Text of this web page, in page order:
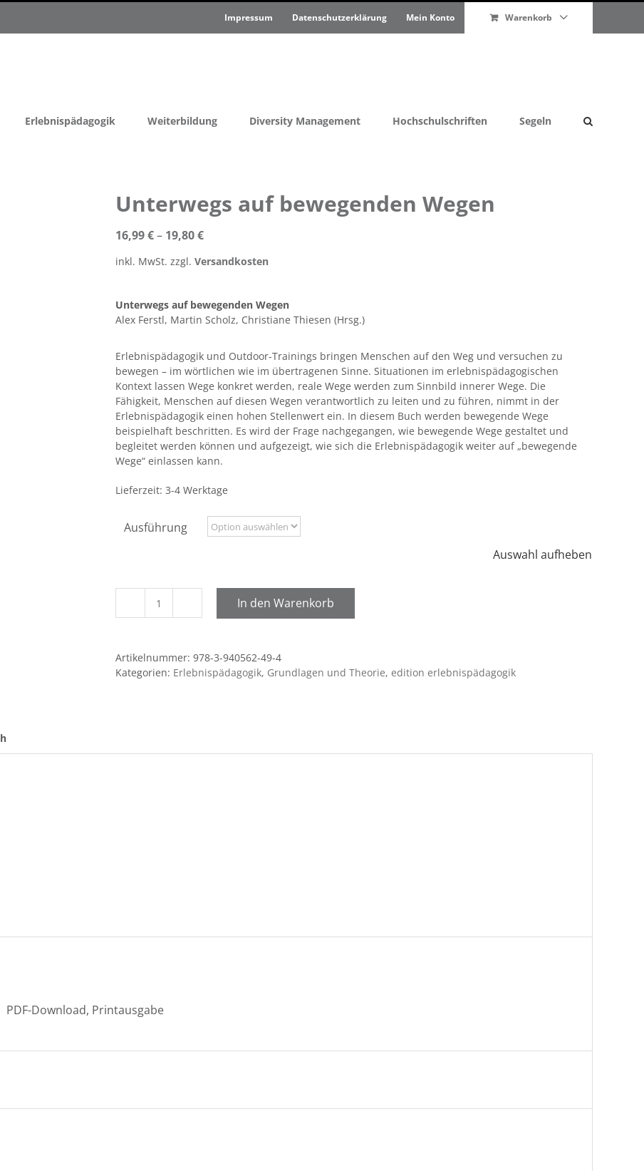
Impressum Datenschutzerklärung Mein Konto Warenkorb
Erlebnispädagogik Weiterbildung Diversity Management Hochschulschriften Segeln
Unterwegs auf bewegenden Wegen
16,99€– 19,80€
inkl. MwSt. zzgl. Versandkosten
Unterwegs auf bewegenden Wegen
Alex Ferstl, Martin Scholz, Christiane Thiesen (Hrsg.)
Erlebnispädagogik und Outdoor-Trainings bringen Menschen auf den Weg und versuchen zu
bewegen – im wörtlichen wie im übertragenen Sinne. Situationen im erlebnispädagogischen
Kontext lassen Wege konkret werden, reale Wege werden zum Sinnbild innerer Wege. Die
Fähigkeit, Menschen auf diesen Wegen verantwortlich zu leiten und zu führen, nimmt in der
Erlebnispädagogik einen hohen Stellenwert ein. In diesem Buch werden bewegende Wege
beispielhaft beschritten. Es wird der Frage nachgegangen, wie bewegende Wege gestaltet und
begleitet werden können und aufgezeigt, wie sich die Erlebnispädagogik weiter auf „bewegende
Wege“ einlassen kann.
Lieferzeit: 3-4 Werktage
Ausführung
Auswahl aufheben
Unterwegs
Wegen
Menge
In den Warenkorb
Artikelnummer: 978-3-940562-49-4
Kategorien: Erlebnispädagogik, Grundlagen und Theorie, edition erlebnispädagogik
PDF-Download, Printausgabe